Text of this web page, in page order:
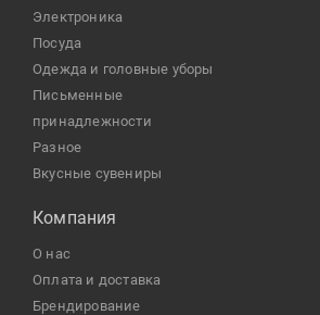
электроника
посуда
одежда и головные уборы
письменные
принадлежности
разное
Вкусные сувениры
Компания
О нас
Оплата и доставка
Брендирование